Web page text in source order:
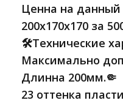
Ценна на данный
200х170х170 за
🛠Технические
Максимально
Длинна 200мм.🤏
23 оттенка